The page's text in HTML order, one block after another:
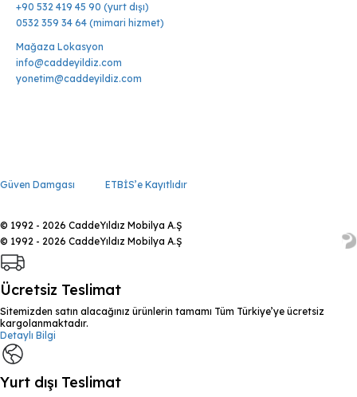
+90 532 419 45 90 (yurt dışı)
0532 359 34 64 (mimari hizmet)
Mağaza Lokasyon
info@caddeyildiz.com
yonetim@caddeyildiz.com
Güven Damgası ETBİS’e Kayıtlıdır
© 1992 - 2026 CaddeYıldız Mobilya A.Ş
© 1992 - 2026 CaddeYıldız Mobilya A.Ş
Ücretsiz Teslimat
Sitemizden satın alacağınız ürünlerin tamamı Tüm Türkiye’ye ücretsiz
kargolanmaktadır.
Detaylı Bilgi
Yurt dışı Teslimat